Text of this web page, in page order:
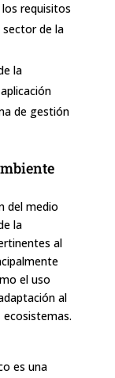
requisitos
sector de la
la
de gestión
del medio
la
al
el uso
al
es una